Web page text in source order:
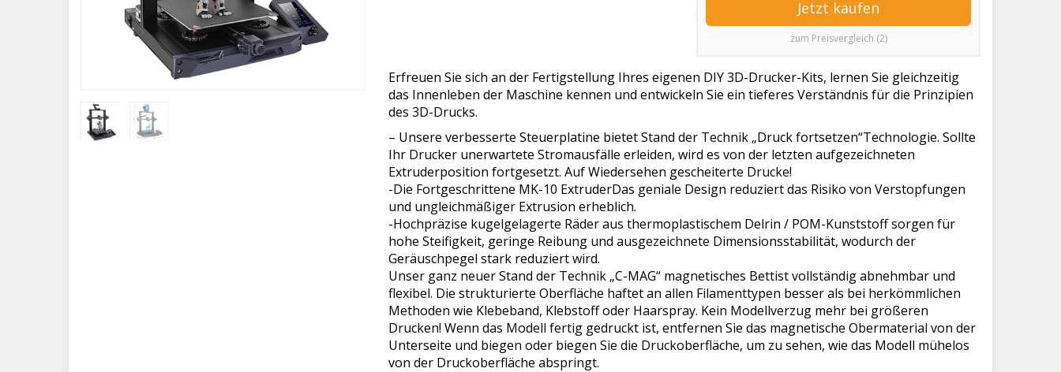
Jetzt kaufen
zum Preisvergleich (2)
Erfreuen Sie sich an der Fertigstellung Ihres eigenen DIY 3D-Drucker-Kits, lernen Sie gleichzeitig
das Innenleben der Maschine kennen und entwickeln Sie ein tieferes Verständnis für die Prinzipien
des 3D-Drucks.
– Unsere verbesserte Steuerplatine bietet Stand der Technik „Druck fortsetzen“Technologie. Sollte
Ihr Drucker unerwartete Stromausfälle erleiden, wird es von der letzten aufgezeichneten
Extruderposition fortgesetzt. Auf Wiedersehen gescheiterte Drucke!
-Die Fortgeschrittene MK-10 ExtruderDas geniale Design reduziert das Risiko von Verstopfungen
und ungleichmäßiger Extrusion erheblich.
-Hochpräzise kugelgelagerte Räder aus thermoplastischem Delrin / POM-Kunststoff sorgen für
hohe Steifigkeit, geringe Reibung und ausgezeichnete Dimensionsstabilität, wodurch der
Geräuschpegel stark reduziert wird.
Unser ganz neuer Stand der Technik „C-MAG“ magnetisches Bettist vollständig abnehmbar und
flexibel. Die strukturierte Oberfläche haftet an allen Filamenttypen besser als bei herkömmlichen
Methoden wie Klebeband, Klebstoff oder Haarspray. Kein Modellverzug mehr bei größeren
Drucken! Wenn das Modell fertig gedruckt ist, entfernen Sie das magnetische Obermaterial von der
Unterseite und biegen oder biegen Sie die Druckoberfläche, um zu sehen, wie das Modell mühelos
von der Druckoberfläche abspringt.